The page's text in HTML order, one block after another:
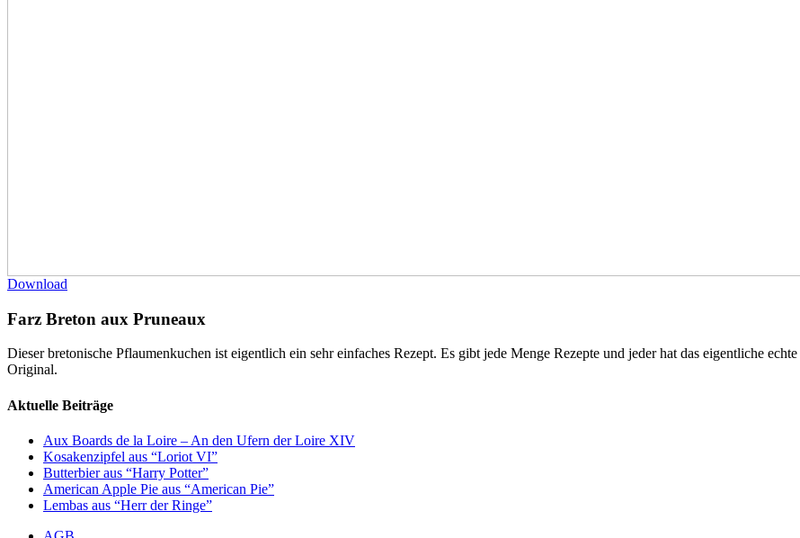
Download
Farz Breton aux Pruneaux
Dieser bretonische Pflaumenkuchen ist eigentlich ein sehr einfaches Rezept. Es gibt jede Menge Rezepte und jeder hat das eigentliche
Original.
Aktuelle Beiträge
Aux Boards de la Loire – An den Ufern der Loire XIV
Kosakenzipfel aus “Loriot VI”
Butterbier aus “Harry Potter”
American Apple Pie aus “American Pie”
Lembas aus “Herr der Ringe”